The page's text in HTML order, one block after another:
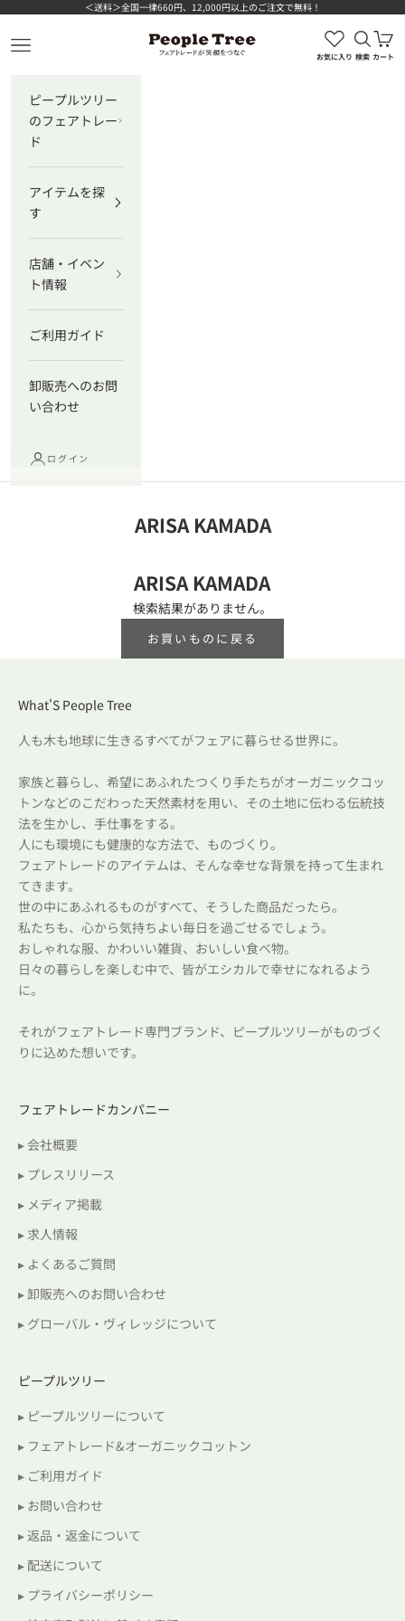
コンテンツへスキップ＜送料＞全国一律660円、12,000円以上のご注文で無料！
ピープルツリー公式オンラインショップ
メニューを開く
お気に入り
検索を
検索
カ
カート
ピープルツリー
のフェアトレー
ド
アイテムを探
す
店舗・イベン
ト情報
ご利用ガイド
卸販売へのお問
い合わせ
ログイン
ARISA KAMADA
ARISA KAMADA
検索結果がありません。
お買いものに戻る
What'S People Tree
人も木も地球に生きるすべてがフェアに暮らせる世界に。
家族と暮らし、希望にあふれたつくり手たちがオーガニックコッ
トンなどのこだわった天然素材を用い、その土地に伝わる伝統技
法を生かし、手仕事をする。
人にも環境にも健康的な方法で、ものづくり。
フェアトレードのアイテムは、そんな幸せな背景を持って生まれ
てきます。
世の中にあふれるものがすべて、そうした商品だったら。
私たちも、心から気持ちよい毎日を過ごせるでしょう。
おしゃれな服、かわいい雑貨、おいしい食べ物。
日々の暮らしを楽しむ中で、皆がエシカルで幸せになれるよう
に。
それがフェアトレード専門ブランド、ピープルツリーがものづく
りに込めた想いです。
フェアトレードカンパニー
▸ 会社概要
▸ プレスリリース
▸ メディア掲載
▸ 求人情報
▸ よくあるご質問
▸ 卸販売へのお問い合わせ
▸ グローバル・ヴィレッジについて
ピープルツリー
▸ ピープルツリーについて
▸ フェアトレード&オーガニックコットン
▸ ご利用ガイド
▸ お問い合わせ
▸ 返品・返金について
▸ 配送について
▸ プライバシーポリシー